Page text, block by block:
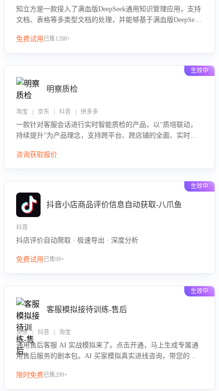
知立方是一款接入了满血版DeepSeek通用知识管理应用，支持
文档、表格等多类型文档的处理，并能够基于满血版DeepSeek
助用户高效管理和利用知识资源。通过该产品，用户可以轻松
免费试用 已售1288+
生效中
明察质检
淘宝 | 京东 | 抖音 | 拼多多
一款针对客服会话进行实时智能质检的产品，以“质培联动，
持续提升”为产品理念，支持跨平台、跨店铺的全面、实时、
队的销服能力。
咨询获取报价
生效中
抖音小店商品评价信息自动获取-八爪鱼
抖音
抖店评价自动爬取 · 极速导出 · 深度分析
免费试用 已售99+
生效中
客服模拟接待训练-售后
京东 | 抖音 | 淘宝
通用售后客服 AI 实战模拟来了。点击开通，马上生成专属通
用售后服务的剧本包。AI 买家模拟真实进线咨询，带您的客
要点，轻松提升服务能力。
限时免费已售299+